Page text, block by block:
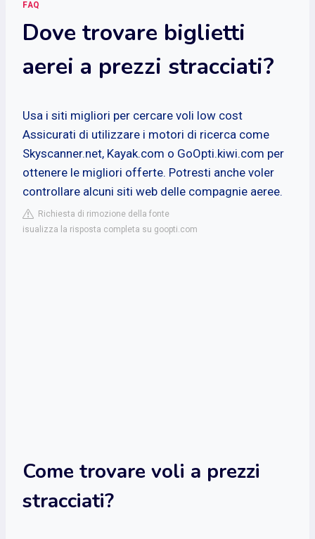
FAQ
Dove trovare biglietti
aerei a prezzi stracciati?
Usa i siti migliori per cercare voli low cost
Assicurati di utilizzare i motori di ricerca come
Skyscanner.net, Kayak.com o GoOpti.kiwi.com per
ottenere le migliori offerte. Potresti anche voler
controllare alcuni siti web delle compagnie aeree.
Richiesta di rimozione della fonte
isualizza la risposta completa su goopti.com
Come trovare voli a prezzi
stracciati?